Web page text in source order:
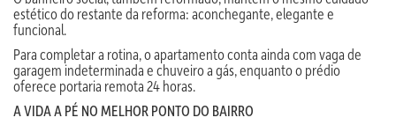
estético do restante da reforma: aconchegante, elegante e
funcional.
Para completar a rotina, o apartamento conta ainda com vaga de
garagem indeterminada e chuveiro a gás, enquanto o prédio
oferece portaria remota 24 horas.
A VIDA A PÉ NO MELHOR PONTO DO BAIRRO